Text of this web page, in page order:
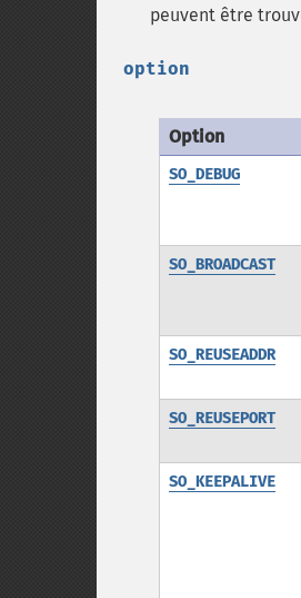
peuvent être
option
Option
SO_DEBUG
SO_BROADCAST
SO_REUSEADDR
SO_REUSEPORT
SO_KEEPALIVE